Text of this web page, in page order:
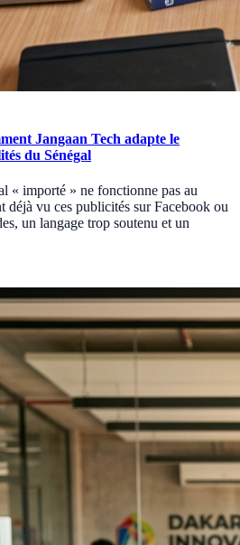
Jangaan Tech adapte le
du Sénégal
« importé » ne fonctionne pas au
déjà vu ces publicités sur Facebook ou
un langage trop soutenu et un